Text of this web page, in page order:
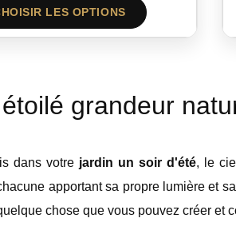
LES OPTIONS
grandeur
dans votre jardin un soir d'été, le
apportant sa propre lumière et
chose que vous pouvez créer et